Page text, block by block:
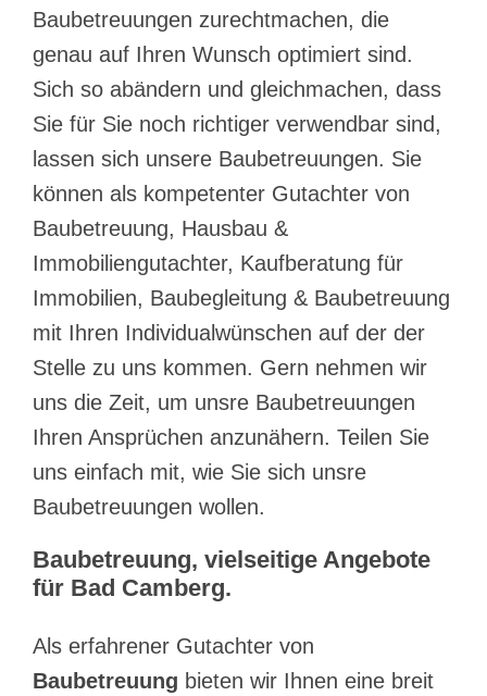
Baubetreuungen zurechtmachen, die
genau auf Ihren Wunsch optimiert sind.
Sich so abändern und gleichmachen, dass
Sie für Sie noch richtiger verwendbar sind,
lassen sich unsere Baubetreuungen. Sie
können als kompetenter Gutachter von
Baubetreuung, Hausbau &
Immobiliengutachter, Kaufberatung für
Immobilien, Baubegleitung & Baubetreuung
mit Ihren Individualwünschen auf der der
Stelle zu uns kommen. Gern nehmen wir
uns die Zeit, um unsre Baubetreuungen
Ihren Ansprüchen anzunähern. Teilen Sie
uns einfach mit, wie Sie sich unsre
Baubetreuungen wollen.
Baubetreuung, vielseitige Angebote
für Bad Camberg.
Als erfahrener Gutachter von
Baubetreuung bieten wir Ihnen eine breit